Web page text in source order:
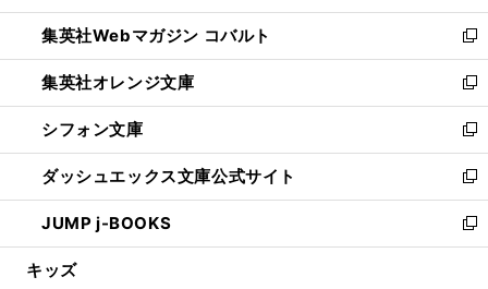
開
く
ウ
で
開
く
ン
ド
ウ
で
開
く
ウ
ィ
ン
ド
ウ
で
開
く
集英社Webマガジン コバルト
新
し
い
ウ
ィ
ン
ド
ウ
で
開
集英社オレンジ文庫
新
し
い
ウ
ィ
ン
ド
ウ
シフォン文庫
新
し
い
ウ
ィ
ン
ダッシュエックス文庫公式サイト
新
し
い
ウ
JUMP j-BOOKS
新
し
キッズ